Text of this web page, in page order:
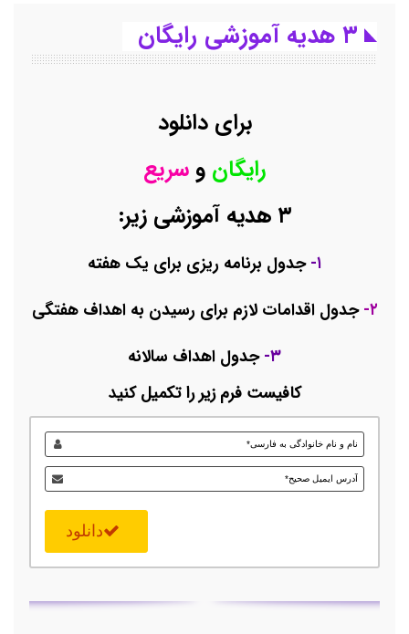
۳ هدیه آموزشی رایگان
برای دانلود
رایگان و سریع
۳ هدیه آموزشی زیر:
۱- جدول برنامه ریزی برای یک هفته
۲- جدول اقدامات لازم برای رسیدن به اهداف هفتگی
۳- جدول اهداف سالانه
کافیست فرم زیر را تکمیل کنید
دانلود